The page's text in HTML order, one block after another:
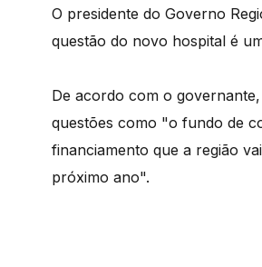
O presidente do Governo
questão do novo hospital é
De acordo com o
questões como "o fundo de
financiamento que a região
próximo ano".